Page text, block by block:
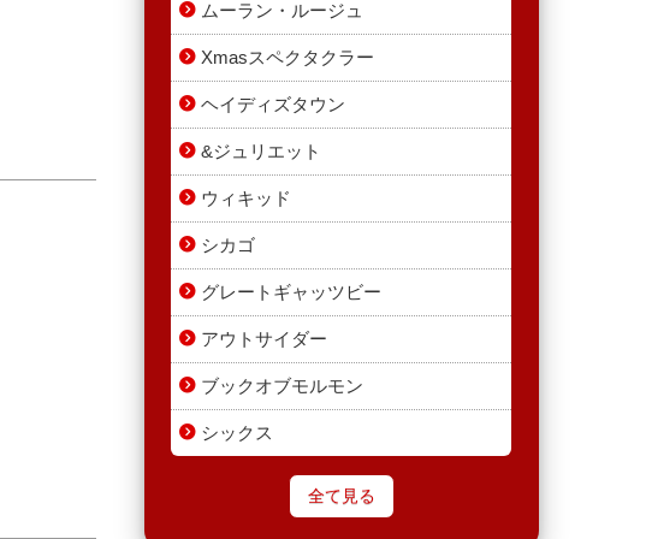
ムーラン・ルージュ
Xmasスペクタクラー
ヘイディズタウン
&ジュリエット
ウィキッド
シカゴ
グレートギャッツビー
アウトサイダー
ブックオブモルモン
シックス
全て見る